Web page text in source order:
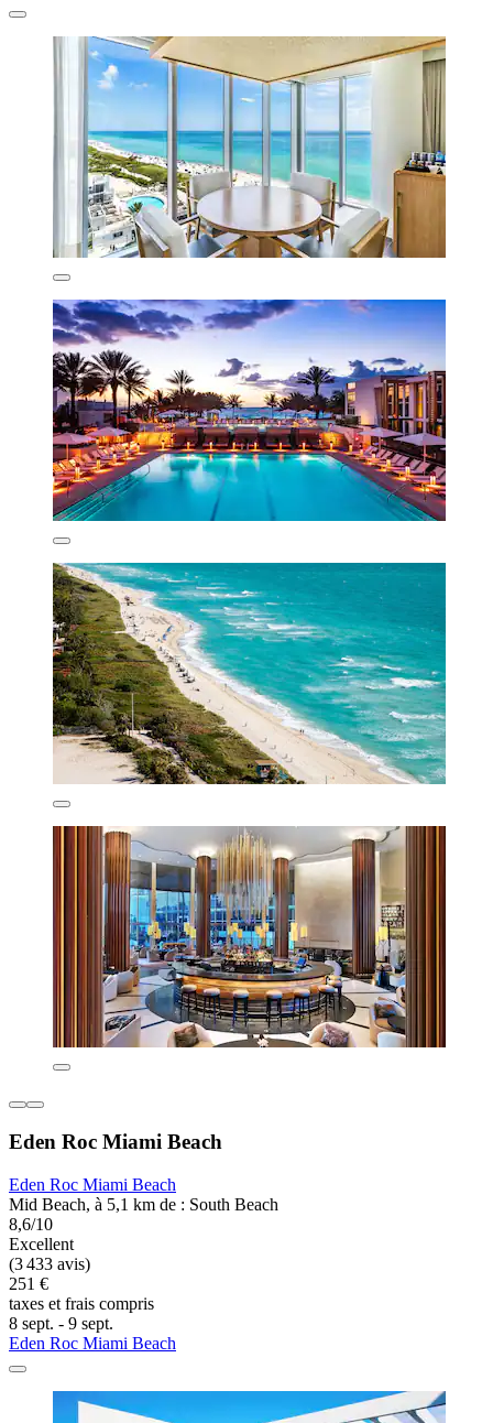
Eden Roc Miami Beach
Eden Roc Miami Beach
Mid Beach, à 5,1 km de : South Beach
8,6/10
Excellent
(3 433 avis)
251 €
taxes et frais compris
8 sept. - 9 sept.
Eden Roc Miami Beach